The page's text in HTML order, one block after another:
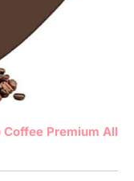
Premium All